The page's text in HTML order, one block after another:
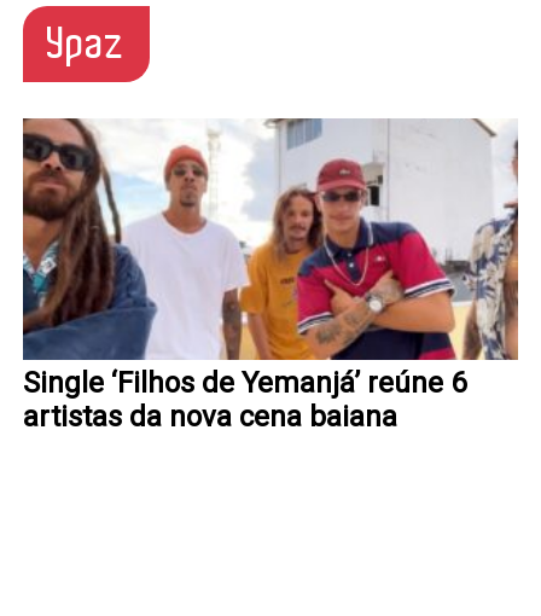
Ypaz
Single ‘Filhos de Yemanjá’ reúne 6
artistas da nova cena baiana